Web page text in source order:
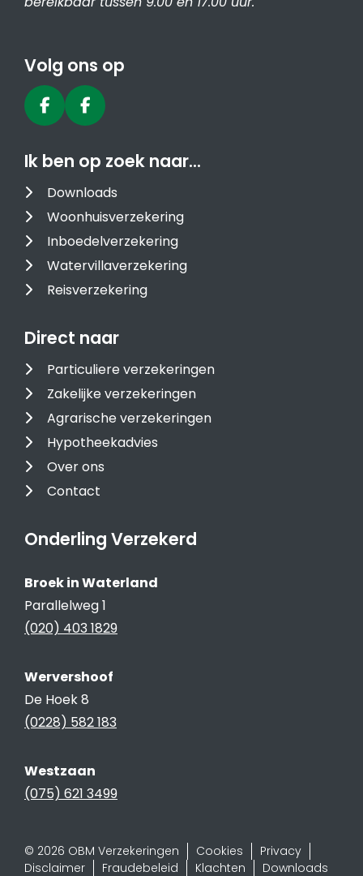
Volg ons op
Ik ben op zoek naar…
Downloads
Woonhuisverzekering
Inboedelverzekering
Watervillaverzekering
Reisverzekering
Direct naar
Particuliere verzekeringen
Zakelijke verzekeringen
Agrarische verzekeringen
Hypotheekadvies
Over ons
Contact
Onderling Verzekerd
Broek in Waterland
Parallelweg 1
(020) 403 1829
Wervershoof
De Hoek 8
(0228) 582 183
Westzaan
(075) 621 3499
© 2026 OBM Verzekeringen Cookies
Privacy
Disclaimer
Fraudebeleid Klachten Downloads